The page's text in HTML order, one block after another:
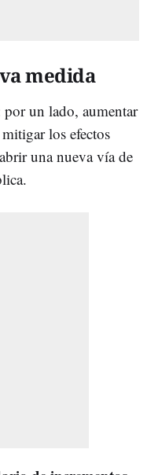
medida
un lado, aumentar
los efectos
una nueva vía de